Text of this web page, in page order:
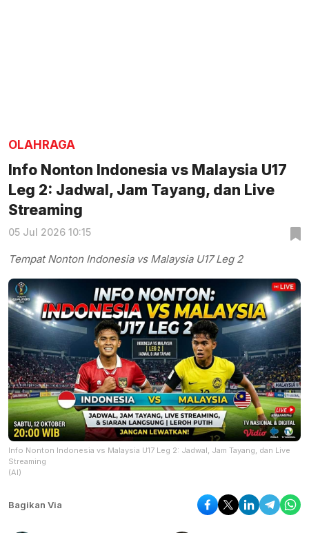
OLAHRAGA
Info Nonton Indonesia vs Malaysia U17
Leg 2: Jadwal, Jam Tayang, dan Live
Streaming
05 Jul 2026 10:15
Tempat Nonton Indonesia vs Malaysia U17 Leg 2
Info Nonton Indonesia vs Malaysia U17 Leg 2: Jadwal, Jam Tayang, dan Live
Streaming
(AI)
Bagikan Via